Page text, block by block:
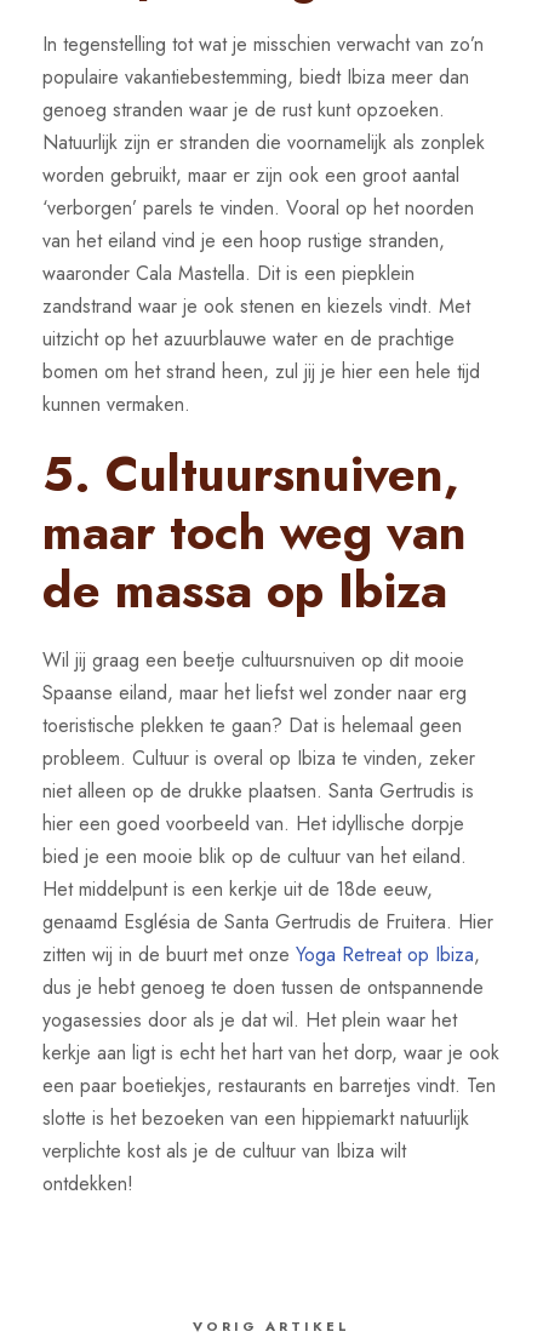
In tegenstelling tot wat je misschien verwacht van zo’n
populaire vakantiebestemming, biedt Ibiza meer dan
genoeg stranden waar je de rust kunt opzoeken.
Natuurlijk zijn er stranden die voornamelijk als zonplek
worden gebruikt, maar er zijn ook een groot aantal
‘verborgen’ parels te vinden. Vooral op het noorden
van het eiland vind je een hoop rustige stranden,
waaronder Cala Mastella. Dit is een piepklein
zandstrand waar je ook stenen en kiezels vindt. Met
uitzicht op het azuurblauwe water en de prachtige
bomen om het strand heen, zul jij je hier een hele tijd
kunnen vermaken.
5. Cultuursnuiven,
maar toch weg van
de massa op Ibiza
Wil jij graag een beetje cultuursnuiven op dit mooie
Spaanse eiland, maar het liefst wel zonder naar erg
toeristische plekken te gaan? Dat is helemaal geen
probleem. Cultuur is overal op Ibiza te vinden, zeker
niet alleen op de drukke plaatsen. Santa Gertrudis is
hier een goed voorbeeld van. Het idyllische dorpje
bied je een mooie blik op de cultuur van het eiland.
Het middelpunt is een kerkje uit de 18de eeuw,
genaamd Església de Santa Gertrudis de Fruitera. Hier
zitten wij in de buurt met onze Yoga Retreat op Ibiza,
dus je hebt genoeg te doen tussen de ontspannende
yogasessies door als je dat wil. Het plein waar het
kerkje aan ligt is echt het hart van het dorp, waar je ook
een paar boetiekjes, restaurants en barretjes vindt. Ten
slotte is het bezoeken van een hippiemarkt natuurlijk
verplichte kost als je de cultuur van Ibiza wilt
ontdekken!
VORIG ARTIKEL